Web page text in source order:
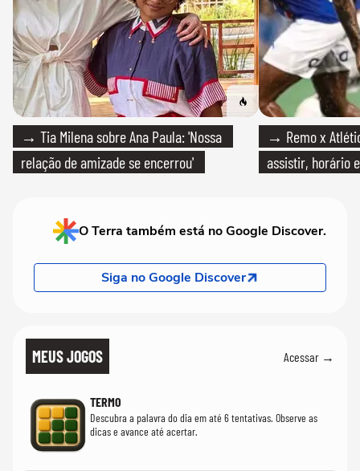
→ Tia Milena sobre Ana Paula: 'Nossa
relação de amizade se encerrou'
→ Remo x
assistir, horário
O Terra também está no Google Discover.
Siga no Google Discover
MEUS JOGOS Acessar →
TERMO
Descubra a palavra do dia em até 6 tentativas. Observe as
dicas e avance até acertar.